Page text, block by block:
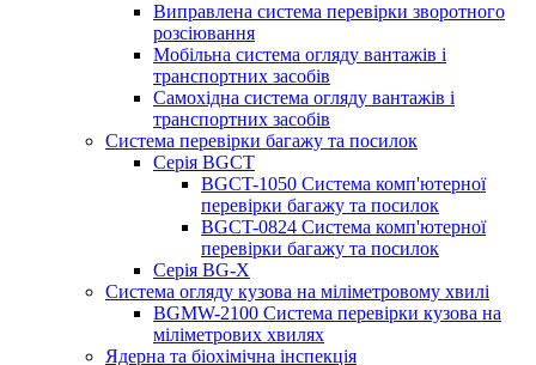
Виправлена ​​система перевірки зворотного
розсіювання
Мобільна система огляду вантажів і
транспортних засобів
Самохідна система огляду вантажів і
транспортних засобів
Система перевірки багажу та посилок
Серія BGCT
BGCT-1050 Система комп'ютерної
перевірки багажу та посилок
BGCT-0824 Система комп'ютерної
перевірки багажу та посилок
Серія BG-X
Система огляду кузова на міліметровому хвилі
BGMW-2100 Система перевірки кузова на
міліметрових хвилях
Ядерна та біохімічна інспекція